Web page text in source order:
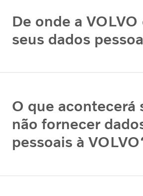
De onde a
seus dados
O que acontecerá
não fornecer
pessoais à